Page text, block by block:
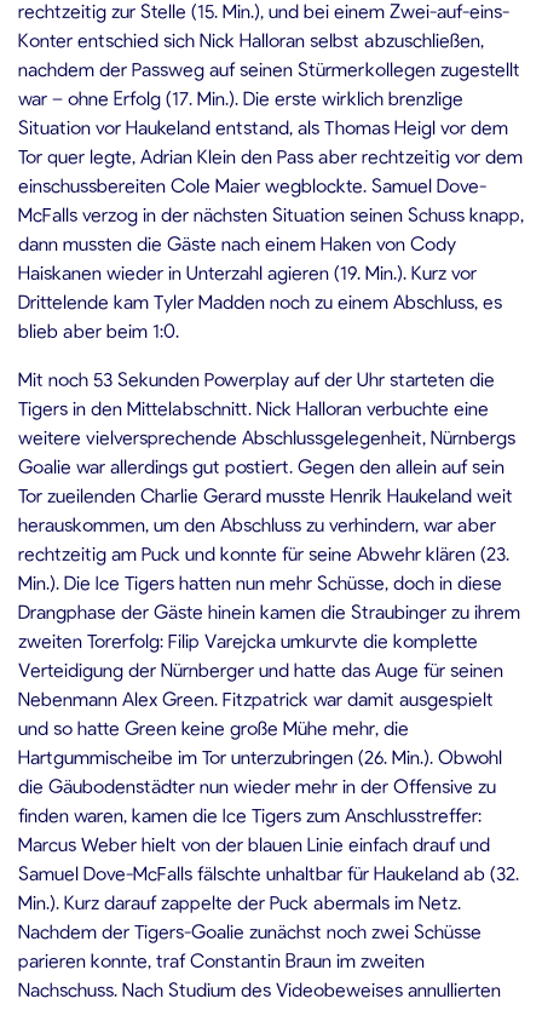
rechtzeitig zur Stelle (15. Min.), und bei einem Zwei-auf-eins-
Konter entschied sich Nick Halloran selbst abzuschließen,
nachdem der Passweg auf seinen Stürmerkollegen zugestellt
war – ohne Erfolg (17. Min.). Die erste wirklich brenzlige
Situation vor Haukeland entstand, als Thomas Heigl vor dem
Tor quer legte, Adrian Klein den Pass aber rechtzeitig vor dem
einschussbereiten Cole Maier wegblockte. Samuel Dove-
McFalls verzog in der nächsten Situation seinen Schuss knapp,
dann mussten die Gäste nach einem Haken von Cody
Haiskanen wieder in Unterzahl agieren (19. Min.). Kurz vor
Drittelende kam Tyler Madden noch zu einem Abschluss, es
blieb aber beim 1:0.
Mit noch 53 Sekunden Powerplay auf der Uhr starteten die
Tigers in den Mittelabschnitt. Nick Halloran verbuchte eine
weitere vielversprechende Abschlussgelegenheit, Nürnbergs
Goalie war allerdings gut postiert. Gegen den allein auf sein
Tor zueilenden Charlie Gerard musste Henrik Haukeland weit
herauskommen, um den Abschluss zu verhindern, war aber
rechtzeitig am Puck und konnte für seine Abwehr klären (23.
Min.). Die Ice Tigers hatten nun mehr Schüsse, doch in diese
Drangphase der Gäste hinein kamen die Straubinger zu ihrem
zweiten Torerfolg: Filip Varejcka umkurvte die komplette
Verteidigung der Nürnberger und hatte das Auge für seinen
Nebenmann Alex Green. Fitzpatrick war damit ausgespielt
und so hatte Green keine große Mühe mehr, die
Hartgummischeibe im Tor unterzubringen (26. Min.). Obwohl
die Gäubodenstädter nun wieder mehr in der Offensive zu
finden waren, kamen die Ice Tigers zum Anschlusstreffer:
Marcus Weber hielt von der blauen Linie einfach drauf und
Samuel Dove-McFalls fälschte unhaltbar für Haukeland ab (32.
Min.). Kurz darauf zappelte der Puck abermals im Netz.
Nachdem der Tigers-Goalie zunächst noch zwei Schüsse
parieren konnte, traf Constantin Braun im zweiten
Nachschuss. Nach Studium des Videobeweises annullierten